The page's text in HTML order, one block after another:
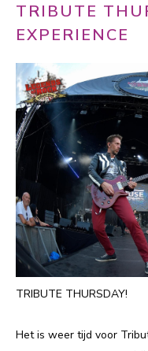
TRIBUTE
EXPERIENCE
TRIBUTE THURSDAY!
Het is weer tijd voor